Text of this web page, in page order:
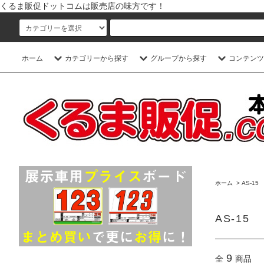
くるま販促ドットコムは販売店の味方です！
ホーム カテゴリーから探す グループから探す コンテン
ホーム > AS-15
AS-15
全 9 商品